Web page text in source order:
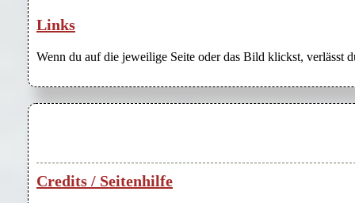
Links
Wenn du auf die jeweilige Seite oder das Bild klickst, verlässt
Credits / Seitenhilfe